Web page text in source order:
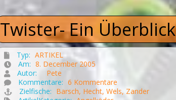
Twister- Ein Überblick
Typ: ARTIKEL
Am: 8. December 2005
Autor:
Pete
Kommentare: 6 Kommentare
Zielfische: Barsch, Hecht, Wels, Zander